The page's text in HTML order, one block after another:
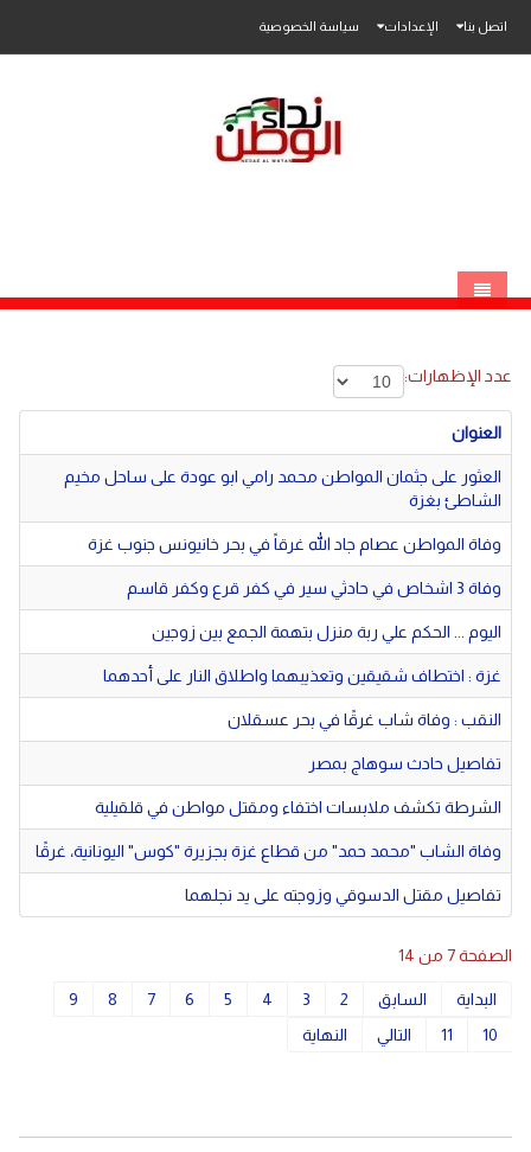
اتصل بنا الإعدادات سياسة الخصوصية
عدد الإظهارات:
العنوان
العثور على جثمان المواطن محمد رامي ابو عودة على ساحل مخيم
الشاطئ بغزة
وفاة المواطن عصام جاد الله غرقاً في بحر خانيونس جنوب غزة
وفاة 3 اشخاص في حادثي سير في كفر قرع وكفر قاسم
اليوم ... الحكم علي ربة منزل بتهمة الجمع بين زوجين
غزة : اختطاف شقيقين وتعذيبهما واطلاق النار على أحدهما
النقب : وفاة شاب غرقًا في بحر عسقلان
تفاصيل حادث سوهاج بمصر
الشرطة تكشف ملابسات اختفاء ومقتل مواطن في قلقيلية
وفاة الشاب "محمد حمد" من قطاع غزة بجزيرة "كوس" اليونانية، غرقًا
تفاصيل مقتل الدسوقي وزوجته على يد نجلهما
الصفحة 7 من 14
البداية السابق 2
3
4
5
6
7
8
9
10
11 التالي النهاية
محلي
فلسطين
عربي
مصر
لبنان
الاردن
دولي
صحة
منوعات
مقالات
رياضة
الأرشيف
فيديو